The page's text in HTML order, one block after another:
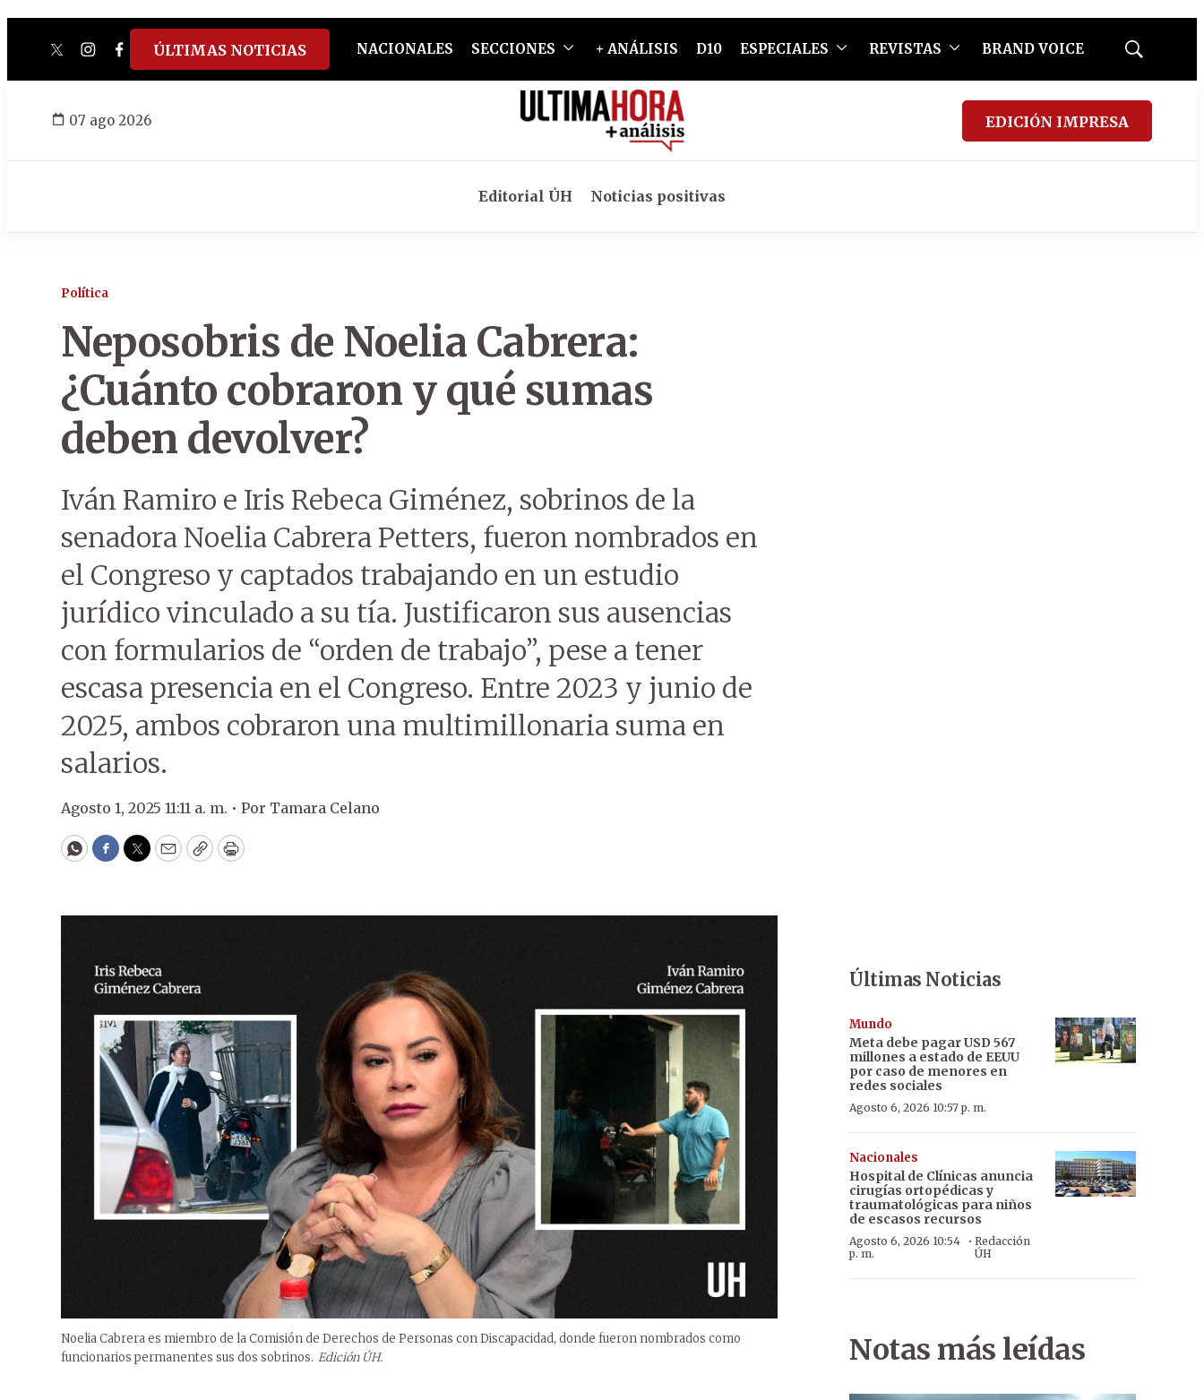
twitterinstagram
facebook
tiktokyoutube
spotify
ÚLTIMAS NOTICIAS NACIONALES SECCIONES + ANÁLISIS D10 ESPECIALES REVISTAS BRAND VOICE
Mostrar
07 ago 2026 EDICIÓN IMPRESA
Editorial ÚH Noticias positivas
Política
Neposobris de Noelia Cabrera:
¿Cuánto cobraron y qué sumas
deben devolver?
Iván Ramiro e Iris Rebeca Giménez, sobrinos de la
senadora Noelia Cabrera Petters, fueron nombrados en
el Congreso y captados trabajando en un estudio
jurídico vinculado a su tía. Justificaron sus ausencias
con formularios de “orden de trabajo”, pese a tener
escasa presencia en el Congreso. Entre 2023 y junio de
2025, ambos cobraron una multimillonaria suma en
salarios.
Agosto 1, 2025 11:11 a. m. • Por Tamara Celano
WhatsApp
Facebook
Twitter
EmailCopyPrint
Noelia Cabrera es miembro de la Comisión de Derechos de Personas con Discapacidad, donde fueron nombrados como
funcionarios permanentes sus dos sobrinos. Edición ÚH.
Últimas Noticias
Mundo
Meta debe pagar USD 567
millones a estado de EEUU
por caso de menores en
redes sociales
Agosto 6, 2026 10:57 p. m.
Nacionales
Hospital de Clínicas anuncia
cirugías ortopédicas y
traumatológicas para niños
de escasos recursos
Agosto 6, 2026 10:54
p. m.
· Redacción
ÚH
Notas más leídas